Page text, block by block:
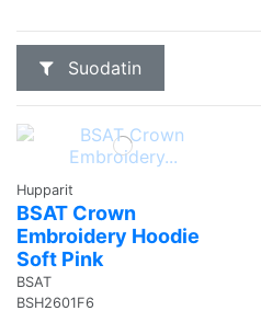
Suodatin
Hupparit
BSAT Crown
Embroidery Hoodie
Soft Pink
BSAT
BSH2601F6